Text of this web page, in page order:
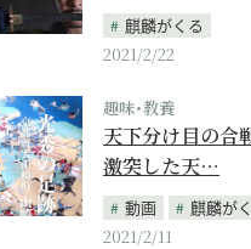
麒麟がくる
2021/2/22
趣味･教養
天下分け目の合
激突した天…
動画
麒麟が
2021/2/11